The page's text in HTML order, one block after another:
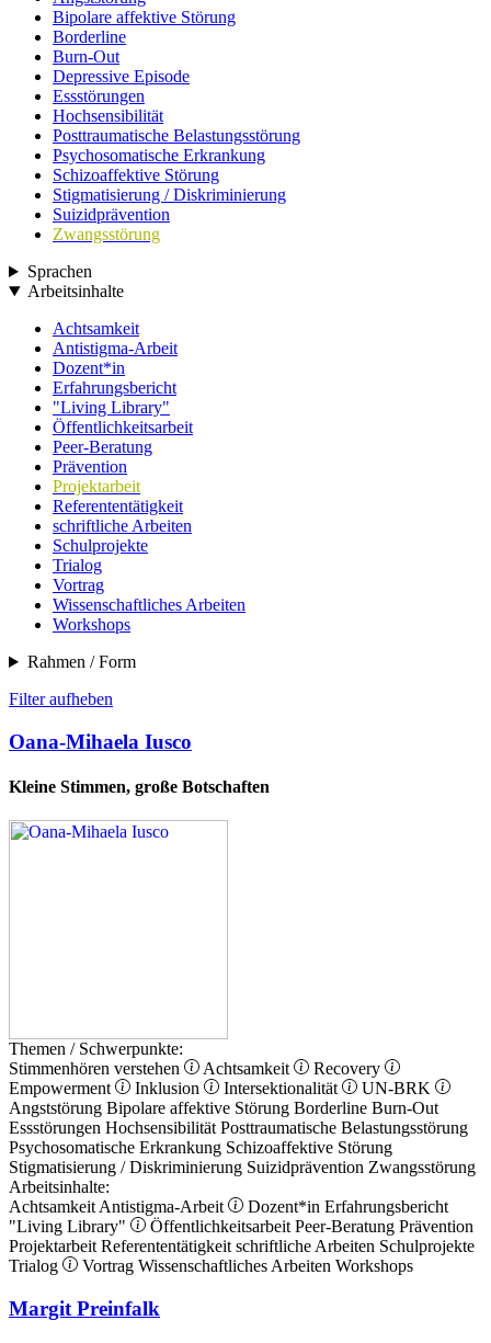
Bipolare affektive Störung
Borderline
Burn-Out
Depressive Episode
Essstörungen
Hochsensibilität
Posttraumatische Belastungsstörung
Psychosomatische Erkrankung
Schizoaffektive Störung
Stigmatisierung / Diskriminierung
Suizidprävention
Zwangsstörung
Sprachen
Arbeitsinhalte
Achtsamkeit
Antistigma-Arbeit
Dozent*in
Erfahrungsbericht
"Living Library"
Öffentlichkeitsarbeit
Peer-Beratung
Prävention
Projektarbeit
Referententätigkeit
schriftliche Arbeiten
Schulprojekte
Trialog
Vortrag
Wissenschaftliches Arbeiten
Workshops
Rahmen / Form
Filter aufheben
Oana-Mihaela Iusco
Kleine Stimmen, große Botschaften
Themen / Schwerpunkte:
Stimmenhören verstehen
Achtsamkeit
Recovery
Empowerment
Inklusion Intersektionalität
UN-BRK
Angststörung Bipolare affektive Störung Borderline Burn-Out
Essstörungen Hochsensibilität Posttraumatische Belastungsstörung
Psychosomatische Erkrankung Schizoaffektive Störung
Stigmatisierung / Diskriminierung Suizidprävention Zwangsstörung
Arbeitsinhalte:
Achtsamkeit Antistigma-Arbeit Dozent*in Erfahrungsbericht
"Living Library"
Öffentlichkeitsarbeit Peer-Beratung Prävention
Projektarbeit Referententätigkeit schriftliche Arbeiten Schulprojekte
Trialog
Vortrag Wissenschaftliches Arbeiten Workshops
Margit Preinfalk